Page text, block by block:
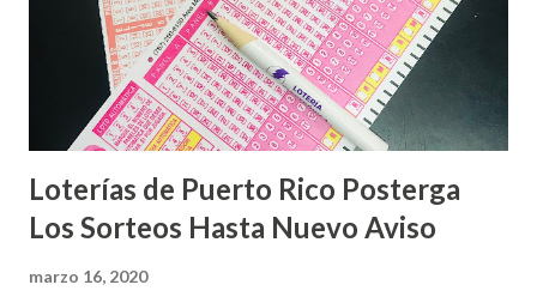
Loterías de Puerto Rico Posterga
Los Sorteos Hasta Nuevo Aviso
marzo 16, 2020